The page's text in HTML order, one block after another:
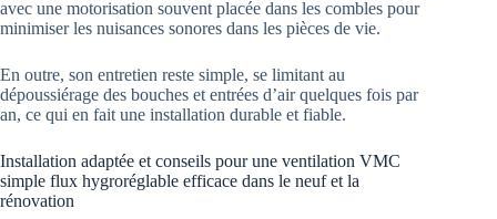
avec une motorisation souvent placée dans les combles pour
minimiser les nuisances sonores dans les pièces de vie.
En outre, son entretien reste simple, se limitant au
dépoussiérage des bouches et entrées d’air quelques fois par
an, ce qui en fait une installation durable et fiable.
Installation adaptée et conseils pour une ventilation VMC
simple flux hygroréglable efficace dans le neuf et la
rénovation